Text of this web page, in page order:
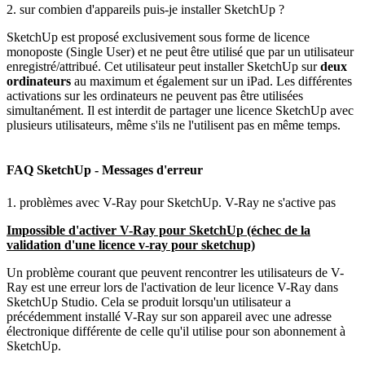
2. sur combien d'appareils puis-je installer SketchUp ?
SketchUp est proposé exclusivement sous forme de licence
monoposte (Single User) et ne peut être utilisé que par un utilisateur
enregistré/attribué. Cet utilisateur peut installer SketchUp surdeux
ordinateurs au maximum et également sur un iPad. Les différentes
activations sur les ordinateurs ne peuvent pas être utilisées
simultanément. Il est interdit de partager une licence SketchUp avec
plusieurs utilisateurs, même s'ils ne l'utilisent pas en même temps.
FAQ SketchUp - Messages d'erreur
1. problèmes avec V-Ray pour SketchUp. V-Ray ne s'active pas
Impossible d'activer V-Ray pour SketchUp (échec de la
validation d'une licence v-ray pour sketchup)
Un problème courant que peuvent rencontrer les utilisateurs de V-
Ray est une erreur lors de l'activation de leur licence V-Ray dans
SketchUp Studio. Cela se produit lorsqu'un utilisateur a
précédemment installé V-Ray sur son appareil avec une adresse
électronique différente de celle qu'il utilise pour son abonnement à
SketchUp.